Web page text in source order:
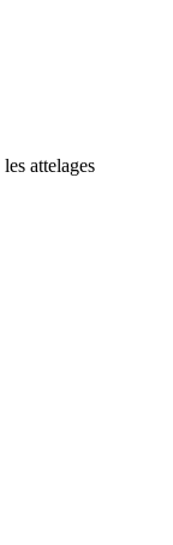
attelages